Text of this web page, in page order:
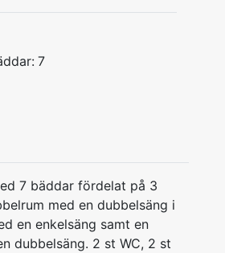
7
7 bäddar fördelat på 3
med en dubbelsäng i
en enkelsäng samt en
dubbelsäng. 2 st WC, 2 st